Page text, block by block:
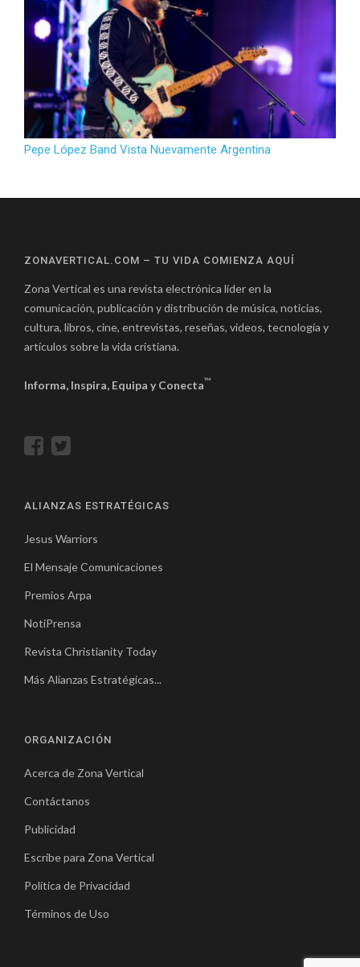
Pepe López Band Vista Nuevamente Argentina
ZONAVERTICAL.COM – TU VIDA COMIENZA AQUÍ
Zona Vertical es una revista electrónica líder en la
comunicación, publicación y distribución de música, noticias,
cultura, libros, cine, entrevistas, reseñas, videos, tecnología y
artículos sobre la vida cristiana.
Informa, Inspira, Equipa y Conecta™
ALIANZAS ESTRATÉGICAS
Jesus Warriors
El Mensaje Comunicaciones
Premios Arpa
NotiPrensa
Revista Christianity Today
Más Alianzas Estratégicas...
ORGANIZACIÓN
Acerca de Zona Vertical
Contáctanos
Publicidad
Escribe para Zona Vertical
Política de Privacidad
Términos de Uso